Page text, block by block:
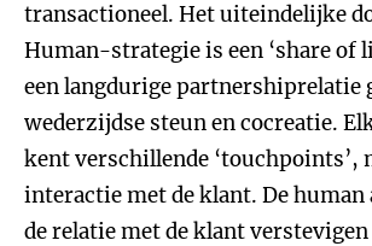
transactioneel. Het uiteindelijke
Human-strategie is een ‘share of
een langdurige partnershiprelatie
wederzijdse steun en cocreatie.
kent verschillende ‘touchpoints’,
interactie met de klant. De
de relatie met de klant